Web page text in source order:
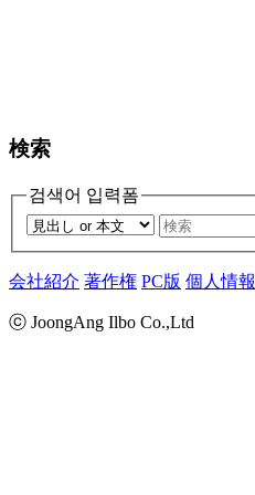
検索
검색어 입력폼
会社紹介 著作権 PC版 個人情報
ⓒ JoongAng Ilbo Co.,Ltd